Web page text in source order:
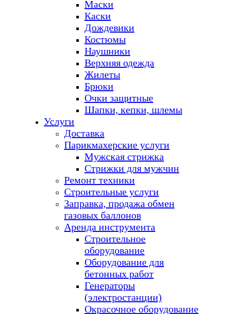
Маски
Каски
Дождевики
Костюмы
Наушники
Верхняя одежда
Жилеты
Брюки
Очки защитные
Шапки, кепки, шлемы
Услуги
Доставка
Парикмахерские услуги
Мужская стрижка
Стрижки для мужчин
Ремонт техники
Строительные услуги
Заправка, продажа обмен
газовых баллонов
Аренда инструмента
Строительное
оборудование
Оборудование для
бетонных работ
Генераторы
(электростанции)
Окрасочное оборудование